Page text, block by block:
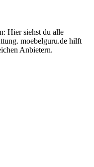
Hier siehst du alle
moebelguru.de hilft
Anbietern.